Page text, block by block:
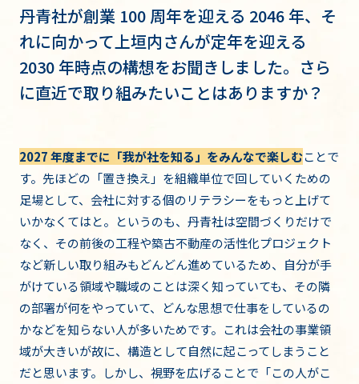
丹青社が創業 100 周年を迎える 2046 年、そ
れに向かって上垣内さんが定年を迎える
2030 年時点の構想をお聞きしました。さら
に直近で取り組みたいことはありますか？
2027 年度までに「我が社を知る」をみんなで楽しむことで
す。先ほどの「置き換え」を組織単位で回していくための
足場として、会社に対する個のリテラシーをもっと上げて
いかなくてはと。というのも、丹青社は空間づくりだけで
なく、その前後の工程や築古不動産の活性化プロジェクト
など新しい取り組みもどんどん進めているため、自分が手
がけている領域や職域のことは深く知っていても、その隣
の部署が何をやっていて、どんな思想で仕事をしているの
かなどを知らない人が多いためです。これは会社の事業領
域が大きいが故に、構造として自然に起こってしまうこと
だと思います。しかし、視野を広げることで「この人がこ